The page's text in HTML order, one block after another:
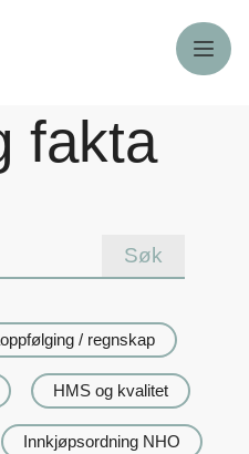
Meny
fakta
/ regnskap
HMS og kvalitet
Innkjøpsordning NHO